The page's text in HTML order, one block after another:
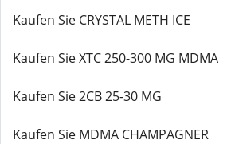
Kaufen Sie CRYSTAL METH ICE
Kaufen Sie XTC 250-300 MG MDMA
Kaufen Sie 2CB 25-30 MG
Kaufen Sie MDMA CHAMPAGNER